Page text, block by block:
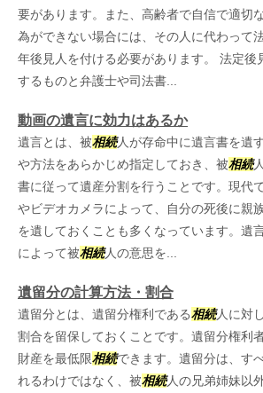
要があります。また、高齢者で自信で適切
為ができない場合には、その人に代わって
年後見人を付ける必要があります。 法定後
するものと弁護士や司法書...
動画の遺言に効力はあるか
遺言とは、被相続人が存命中に遺言書を遺
や方法をあらかじめ指定しておき、被相続
書に従って遺産分割を行うことです。現代
やビデオカメラによって、自分の死後に親
を遺しておくことも多くなっています。遺
によって被相続人の意思を...
遺留分の計算方法・割合
遺留分とは、遺留分権利である相続人に対
割合を留保しておくことです。遺留分権利
財産を最低限相続できます。遺留分は、す
れるわけではなく、被相続人の兄弟姉妹以